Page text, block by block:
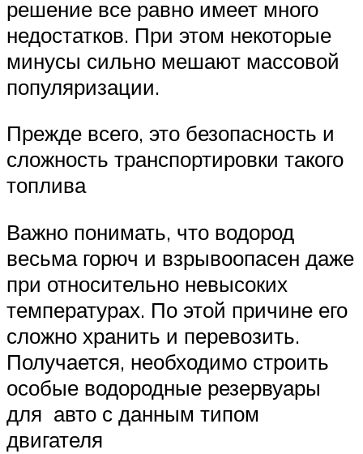
решение все равно имеет много
недостатков. При этом некоторые
минусы сильно мешают массовой
популяризации.
Прежде всего, это безопасность и
сложность транспортировки такого
топлива
Важно понимать, что водород
весьма горюч и взрывоопасен даже
при относительно невысоких
температурах. По этой причине его
сложно хранить и перевозить.
Получается, необходимо строить
особые водородные резервуары
для авто с данным типом
двигателя